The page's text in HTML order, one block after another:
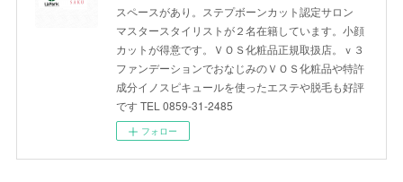
スペースがあり。ステプボーンカット認定サロン
マスタースタイリストが２名在籍しています。小顔
カットが得意です。ＶＯＳ化粧品正規取扱店。ｖ３
ファンデーションでおなじみのＶＯＳ化粧品や特許
成分イノスピキュールを使ったエステや脱毛も好評
です TEL 0859-31-2485
フォロー